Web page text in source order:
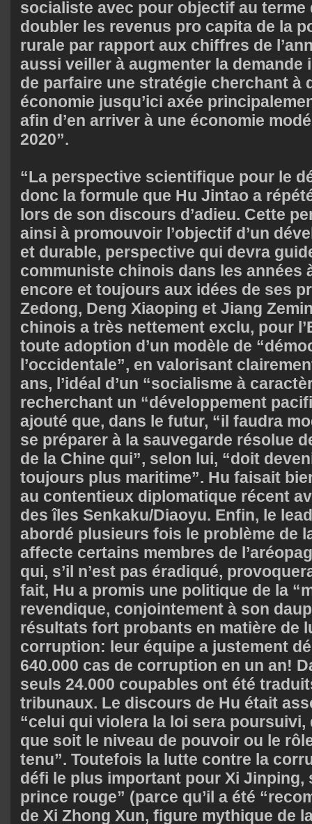
socialiste avec pour objectif au terme
doubler les revenus pro capita de la
rurale par rapport aux chiffres de
aussi veiller à augmenter la demande
de parfaire une stratégie cherchant à
économie jusqu’ici axée
afin d’en arriver à une économie
2020”.
“La perspective scientifique pour le
donc la formule que Hu Jintao a
lors de son discours d’adieu. Cette
ainsi à promouvoir l’objectif d’un
et durable, perspective qui devra
communiste chinois dans les années
encore et toujours aux idées de ses
Zedong, Deng Xiaoping et Jiang
chinois a très nettement exclu, pour
toute adoption d’un modèle de
l’occidentale”, en valorisant
ans, l’idéal d’un “socialisme à
recherchant un “développement
ajouté que, dans le futur, “il faudra
se préparer à la sauvegarde résolue
de la Chine qui”, selon lui, “doit
toujours plus maritime”. Hu faisait
au contentieux diplomatique récent
des îles Senkaku/Diaoyu. Enfin, le
abordé plusieurs fois le problème de
affecte certains membres de
qui, s’il n’est pas éradiqué,
fait, Hu a promis une politique de la
revendique, conjointement à son
résultats fort probants en matière de
corruption: leur équipe a justement
640.000 cas de corruption en un an!
seuls 24.000 coupables ont été
tribunaux. Le discours de Hu était
“celui qui violera la loi sera poursuivi,
que soit le niveau de pouvoir ou le
tenu”. Toutefois la lutte contre la
défi le plus important pour Xi Jinping,
prince rouge” (parce qu’il a été
de Xi Zhong Xun, figure mythique de